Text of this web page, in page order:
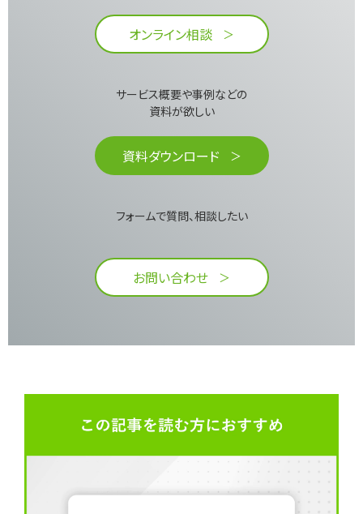
オンライン相談
サービス概要や事例などの
資料が欲しい​
資料ダウンロード
フォームで質問、相談したい
お問い合わせ